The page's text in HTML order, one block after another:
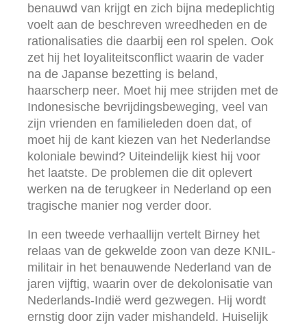
benauwd van krijgt en zich bijna medeplichtig
voelt aan de beschreven wreedheden en de
rationalisaties die daarbij een rol spelen. Ook
zet hij het loyaliteitsconflict waarin de vader
na de Japanse bezetting is beland,
haarscherp neer. Moet hij mee strijden met de
Indonesische bevrijdingsbeweging, veel van
zijn vrienden en familieleden doen dat, of
moet hij de kant kiezen van het Nederlandse
koloniale bewind? Uiteindelijk kiest hij voor
het laatste. De problemen die dit oplevert
werken na de terugkeer in Nederland op een
tragische manier nog verder door.
In een tweede verhaallijn vertelt Birney het
relaas van de gekwelde zoon van deze KNIL-
militair in het benauwende Nederland van de
jaren vijftig, waarin over de dekolonisatie van
Nederlands-Indië werd gezwegen. Hij wordt
ernstig door zijn vader mishandeld. Huiselijk